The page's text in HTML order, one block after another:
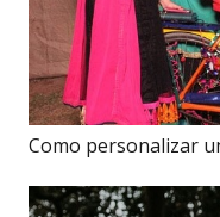
Como personalizar